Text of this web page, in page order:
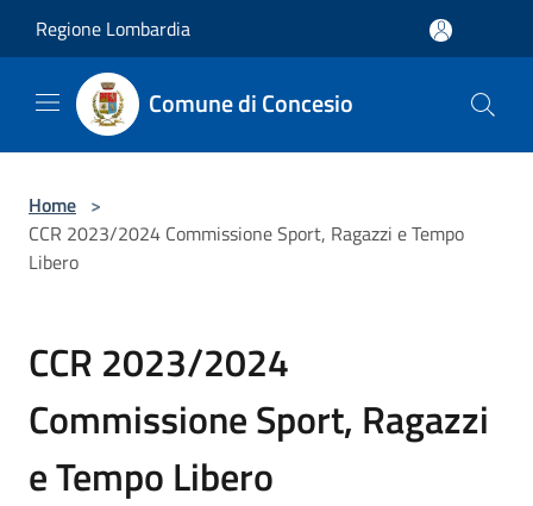
Regione Lombardia
Comune di Concesio
Home >
CCR 2023/2024 Commissione Sport, Ragazzi e Tempo
Libero
CCR 2023/2024
Commissione Sport, Ragazzi
e Tempo Libero